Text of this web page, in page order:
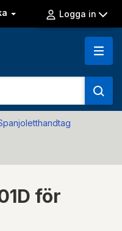
Logga in
för